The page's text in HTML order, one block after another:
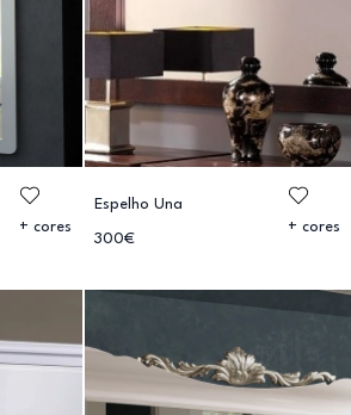
+ cores
Espelho Una
300€
+ cores